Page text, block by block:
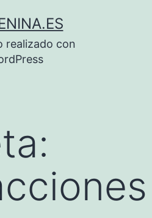
realizado con